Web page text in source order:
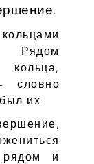
Рядом
словно
их.
и